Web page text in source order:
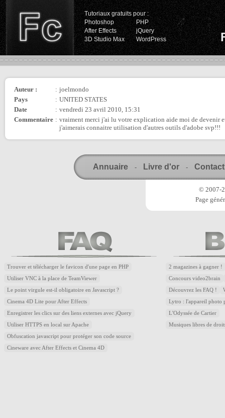
Tutoriaux gratuits pour :
Photoshop
PHP
After Effects
jQuery
3D Studio Max
WordPress
Auteur : : joelmondo
Pays
: UNITED STATES
Date
: vendredi 23 avril 2010, 15:31
Commentaire : vraiment merci j'ai lu votre explication aide moi de devenir
j'aimerais connaitre utilisation d'autres outils d'adobe svp!!!
Annuaire - Livre d'or - Contact
© 2007-
Page
Trouver et télécharger le favicon d'une page en PHP
Utiliser VNC à la place de TeamViewer
Le point virgule est-il obligatoire en Javascript ?
Cinema 4D Lite pour After Effects
Enregistrer les clics sur des liens externes avec jQuery
Utiliser HTTPS en local sur Apache
Obfuscation javascript pour protéger son code source
Cineware avec After Effects et Cinema 4D
2 magazines à gagner !
Concours video2brain
Découvrez les FAQ !
Lytro : l'appareil photo
L'Odyssée de Cartier
Musiques libres de